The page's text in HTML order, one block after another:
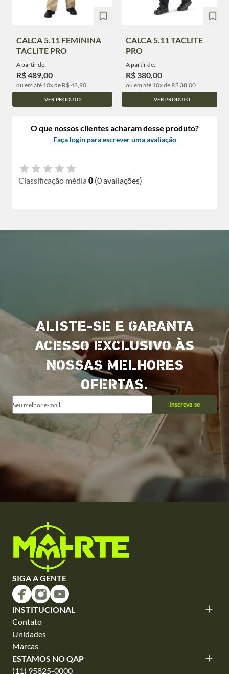
CALCA 5.11 FEMININA
TACLITE PRO
A partir de:
R$ 489,00
ou em até 10x de R$ 48,90
VER PRODUTO
CALCA 5.11 TACLITE
PRO
A partir de:
R$ 380,00
ou em até 10x de R$ 38,00
VER PRODUTO
O que nossos clientes acharam desse produto?
Faça login para escrever uma avaliação
Classificação média 0 (0 avaliações)
ALISTE-SE E GARANTA
ACESSO EXCLUSIVO ÀS
NOSSAS MELHORES
OFERTAS.
Inscreva-se
SIGA A GENTE
INSTITUCIONAL
Contato
Unidades
Marcas
ESTAMOS NO QAP
(11) 95825-0000